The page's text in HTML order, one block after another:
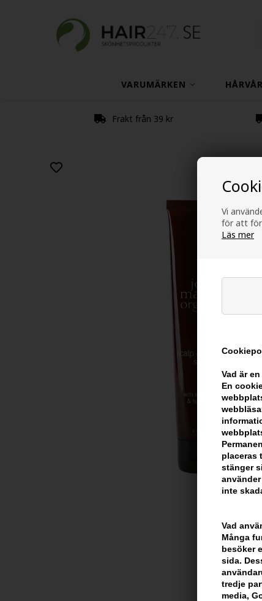
Vi
för att
Läs mer
Vad är
En
placeras
stänger
inte
Vad
Många
besöker
sida.
tredje
media,
VARUMÄRKEN
Frakt från 39 kr